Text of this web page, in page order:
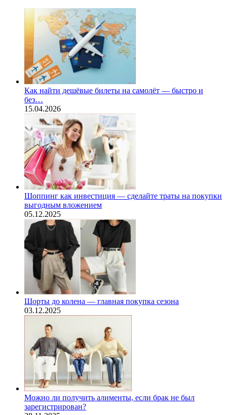
Как найти дешёвые билеты на самолёт — быстро и
без…
15.04.2026
Шоппинг как инвестиция — сделайте траты на покупки
выгодным вложением
05.12.2025
Шорты до колена — главная покупка сезона
03.12.2025
Можно ли получить алименты, если брак не был
зарегистрирован?